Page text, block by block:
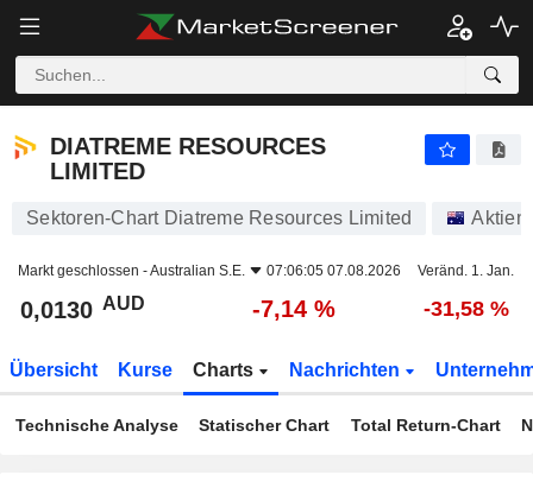
DIATREME RESOURCES
LIMITED
Sektoren-Chart Diatreme Resources Limited Aktien
Markt geschlossen -Australian S.E. 07:06:05 07.08.2026 Veränd. 1. Jan.
0,0130 AUD -7,14 % -31,58 %
Übersicht Kurse Charts Nachrichten
Technische Analyse Statischer Chart Total Return-Chart